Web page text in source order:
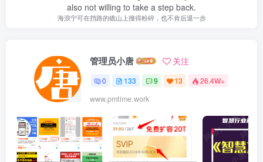
also not willing to take a step back.
海浪宁可在挡路的礁山上撞得粉碎，也不肯后退一步
管理员小唐 关注
0 133 9 13 26.4W+
www.pmtime.work